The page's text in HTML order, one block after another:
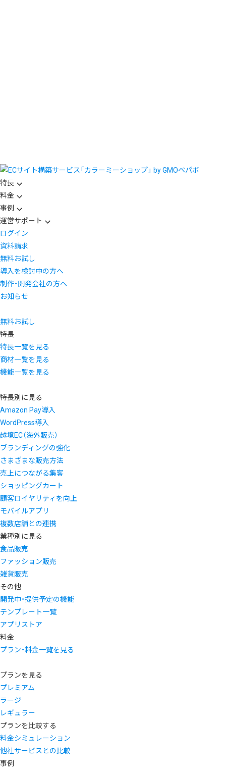
特長
料金
事例
運営サポート
ログイン
資料請求
無料お試し
導入を検討中の方へ
制作・開発会社の方へ
お知らせ
無料お試し
特長
特長一覧を見る
商材一覧を見る
機能一覧を見る
特長別に見る
Amazon Pay導入
WordPress導入
越境EC（海外販売）
ブランディングの強化
さまざまな販売方法
売上につながる集客
ショッピングカート
顧客ロイヤリティを向上
モバイルアプリ
複数店舗との連携
業種別に見る
食品販売
ファッション販売
雑貨販売
その他
開発中・提供予定の機能
テンプレート一覧
アプリストア
料金
プラン・料金一覧を見る
プランを見る
プレミアム
ラージ
レギュラー
プランを比較する
料金シミュレーション
他社サービスとの比較
事例